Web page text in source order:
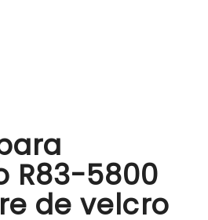
R83-5800
de velcro